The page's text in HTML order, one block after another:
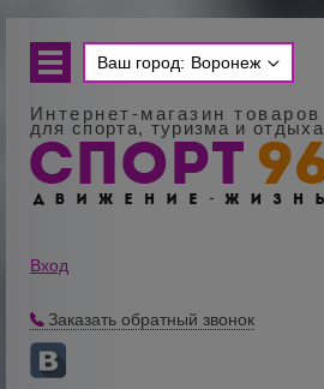
Ваш город: Воронеж
Интернет-магазин товаров
для спорта, туризма и отдыха
Вход
Заказать обратный звонок